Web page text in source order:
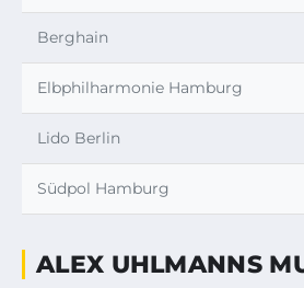
Berghain
Elbphilharmonie Hamburg
Lido Berlin
Südpol Hamburg
ALEX UHLMANNS